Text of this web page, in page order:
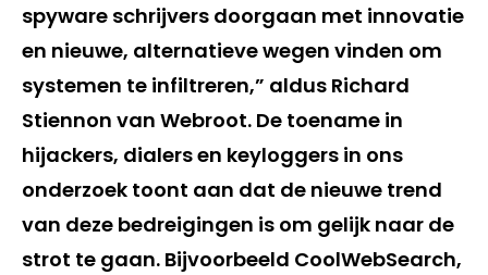
spyware schrijvers doorgaan met innovatie
en nieuwe, alternatieve wegen vinden om
systemen te infiltreren,” aldus Richard
Stiennon van Webroot. De toename in
hijackers, dialers en keyloggers in ons
onderzoek toont aan dat de nieuwe trend
van deze bedreigingen is om gelijk naar de
strot te gaan. Bijvoorbeeld CoolWebSearch,